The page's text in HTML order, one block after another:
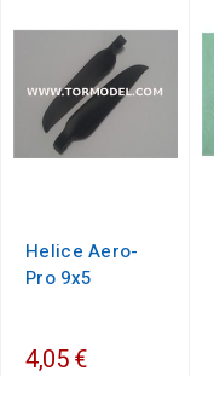
Helice Aero-
Pro 9x5
4,05 €